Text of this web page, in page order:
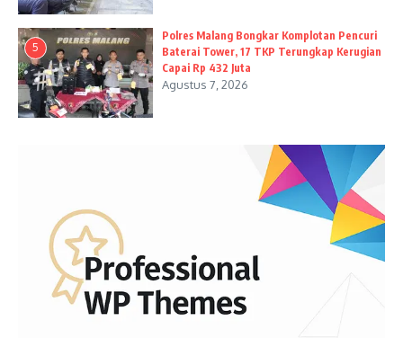
5
Polres Malang Bongkar Komplotan Pencuri
Baterai Tower, 17 TKP Terungkap Kerugian
Capai Rp 432 Juta
Agustus 7, 2026